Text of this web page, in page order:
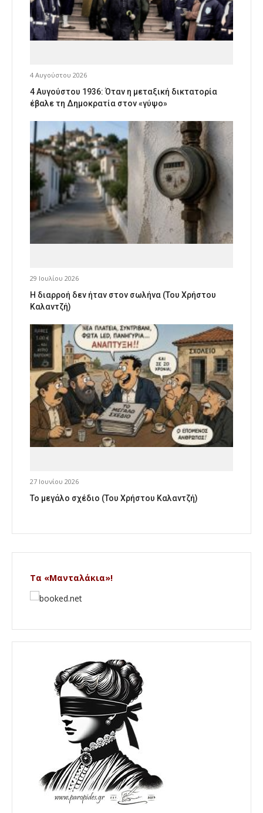
4 Αυγούστου 2026
4 Αυγούστου 1936: Όταν η μεταξική δικτατορία
έβαλε τη Δημοκρατία στον «γύψο»
29 Ιουλίου 2026
Η διαρροή δεν ήταν στον σωλήνα (Του Χρήστου
Καλαντζή)
27 Ιουνίου 2026
Το μεγάλο σχέδιο (Του Χρήστου Καλαντζή)
Τα «Μανταλάκια»!